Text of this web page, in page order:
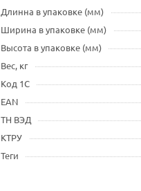
Длинна в упаковке (мм)
Ширина в упаковке (мм)
Высота в упаковке (мм)
Вес, кг
Код 1С
EAN
ТН ВЭД
КТРУ
Теги